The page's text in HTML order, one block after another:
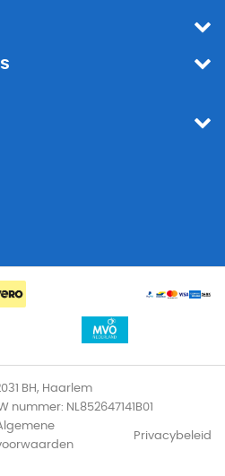
BH, Haarlem
nummer: NL852647141B01
Privacybeleid